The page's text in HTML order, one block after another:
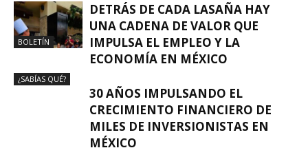
BOLETÍN
DETRÁS DE CADA LASAÑA HAY
UNA CADENA DE VALOR QUE
IMPULSA EL EMPLEO Y LA
ECONOMÍA EN MÉXICO
¿SABÍAS QUÉ?
30 AÑOS IMPULSANDO EL
CRECIMIENTO FINANCIERO DE
MILES DE INVERSIONISTAS EN
MÉXICO